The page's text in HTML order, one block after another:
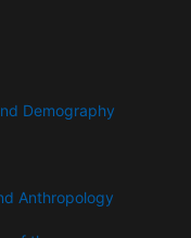
Demography
Anthropology